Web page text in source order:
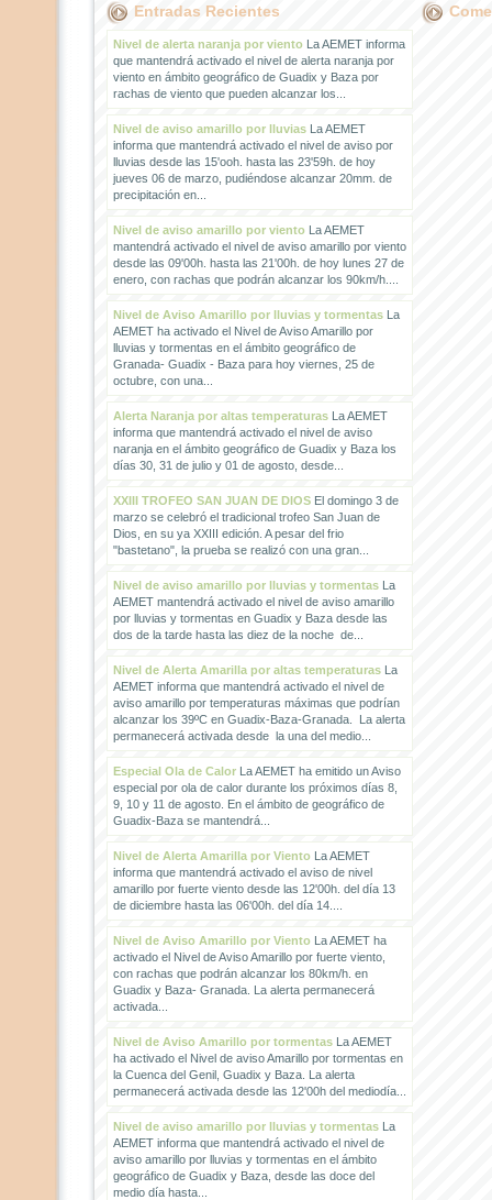
Entradas Recientes
Nivel de alerta naranja por vientoLa AEMET informa
que mantendrá activado el nivel de alerta naranja por
viento en ámbito geográfico de Guadix y Baza por
rachas de viento que pueden alcanzar los...
Nivel de aviso amarillo por lluviasLa AEMET
informa que mantendrá activado el nivel de aviso por
lluvias desde las 15'ooh. hasta las 23'59h. de hoy
jueves 06 de marzo, pudiéndose alcanzar 20mm. de
precipitación en...
Nivel de aviso amarillo por vientoLa AEMET
mantendrá activado el nivel de aviso amarillo por viento
desde las 09'00h. hasta las 21'00h. de hoy lunes 27 de
enero, con rachas que podrán alcanzar los 90km/h....
Nivel de Aviso Amarillo por lluvias y tormentasLa
AEMET ha activado el Nivel de Aviso Amarillo por
lluvias y tormentas en el ámbito geográfico de
Granada- Guadix - Baza para hoy viernes, 25 de
octubre, con una...
Alerta Naranja por altas temperaturasLa AEMET
informa que mantendrá activado el nivel de aviso
naranja en el ámbito geográfico de Guadix y Baza los
días 30, 31 de julio y 01 de agosto, desde...
XXIII TROFEO SAN JUAN DE DIOSEl domingo 3 de
marzo se celebró el tradicional trofeo San Juan de
Dios, en su ya XXIII edición. A pesar del frio
"bastetano", la prueba se realizó con una gran...
Nivel de aviso amarillo por lluvias y tormentasLa
AEMET mantendrá activado el nivel de aviso amarillo
por lluvias y tormentas en Guadix y Baza desde las
dos de la tarde hasta las diez de la noche de...
Nivel de Alerta Amarilla por altas temperaturasLa
AEMET informa que mantendrá activado el nivel de
aviso amarillo por temperaturas máximas que podrían
alcanzar los 39ºC en Guadix-Baza-Granada. La alerta
permanecerá activada desde la una del medio...
Especial Ola de CalorLa AEMET ha emitido un Aviso
especial por ola de calor durante los próximos días 8,
9, 10 y 11 de agosto. En el ámbito de geográfico de
Guadix-Baza se mantendrá...
Nivel de Alerta Amarilla por VientoLa AEMET
informa que mantendrá activado el aviso de nivel
amarillo por fuerte viento desde las 12'00h. del día 13
de diciembre hasta las 06'00h. del día 14....
Nivel de Aviso Amarillo por VientoLa AEMET ha
activado el Nivel de Aviso Amarillo por fuerte viento,
con rachas que podrán alcanzar los 80km/h. en
Guadix y Baza- Granada. La alerta permanecerá
activada...
Nivel de Aviso Amarillo por tormentasLa AEMET
ha activado el Nivel de aviso Amarillo por tormentas en
la Cuenca del Genil, Guadix y Baza. La alerta
permanecerá activada desde las 12'00h del mediodía...
Nivel de aviso amarillo por lluvias y tormentasLa
AEMET informa que mantendrá activado el nivel de
aviso amarillo por lluvias y tormentas en el ámbito
geográfico de Guadix y Baza, desde las doce del
medio día hasta...